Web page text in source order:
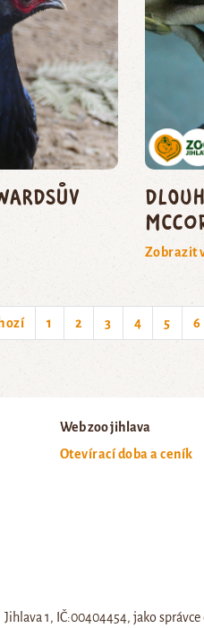
Zobrazit
1 2 3 4 5 6
Web zoo jihlava
Otevírací doba a ceník
1, IČ:00404454, jako